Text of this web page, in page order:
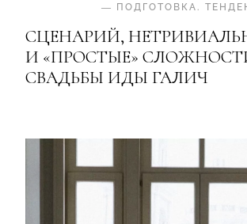
— ПОДГОТОВКА .
СЦЕНАРИЙ,
И «ПРОСТЫЕ»
СВАДЬБЫ ИДЫ ГАЛИЧ